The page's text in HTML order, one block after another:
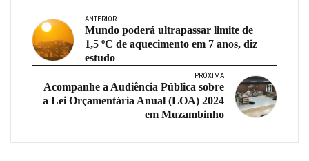
ANTERIOR
Mundo poderá ultrapassar limite de
1,5 ºC de aquecimento em 7 anos, diz
estudo
PRÓXIMA
Acompanhe a Audiência Pública sobre
a Lei Orçamentária Anual (LOA) 2024
em Muzambinho